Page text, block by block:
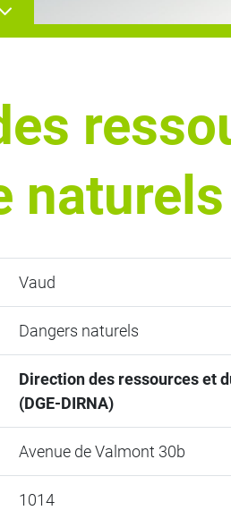
Vaud
Dangers naturels
Direction des ressources et
(DGE-DIRNA)
Avenue de Valmont 30b
1014